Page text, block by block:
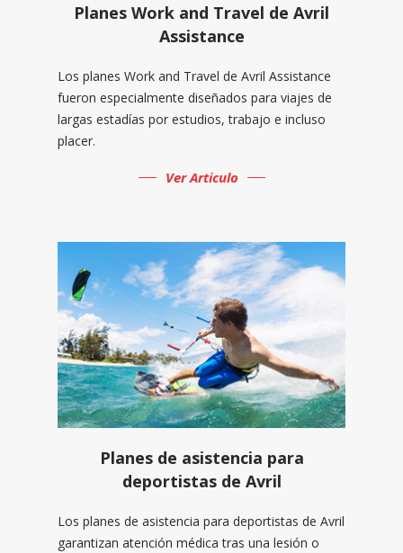
Planes Work and Travel de Avril
Assistance
Los planes Work and Travel de Avril Assistance
fueron especialmente diseñados para viajes de
largas estadías por estudios, trabajo e incluso
placer.
Ver Articulo
Planes de asistencia para
deportistas de Avril
Los planes de asistencia para deportistas de Avril
garantizan atención médica tras una lesión o